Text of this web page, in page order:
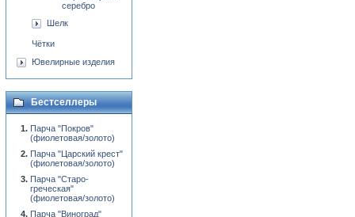
серебро
Шелк
Чётки
Ювелирные изделия
Бестселлеры
Парча "Покров"
(фиолетовая/золото)
Парча "Царский крест"
(фиолетовая/золото)
Парча "Старо-
греческая"
(фиолетовая/золото)
Парча "Виноград"